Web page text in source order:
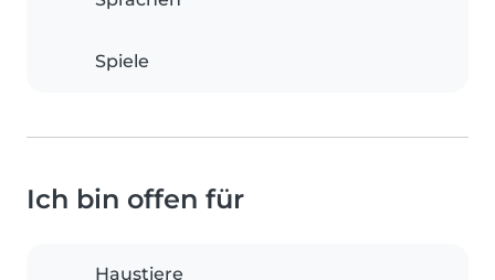
Spiele
Ich bin offen für
Haustiere